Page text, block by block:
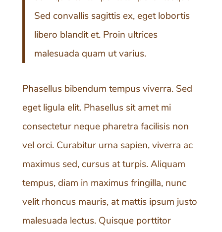
Sed convallis sagittis ex, eget lobortis
libero blandit et. Proin ultrices
malesuada quam ut varius.
Phasellus bibendum tempus viverra. Sed
eget ligula elit. Phasellus sit amet mi
consectetur neque pharetra facilisis non
vel orci. Curabitur urna sapien, viverra ac
maximus sed, cursus at turpis. Aliquam
tempus, diam in maximus fringilla, nunc
velit rhoncus mauris, at mattis ipsum justo
malesuada lectus. Quisque porttitor